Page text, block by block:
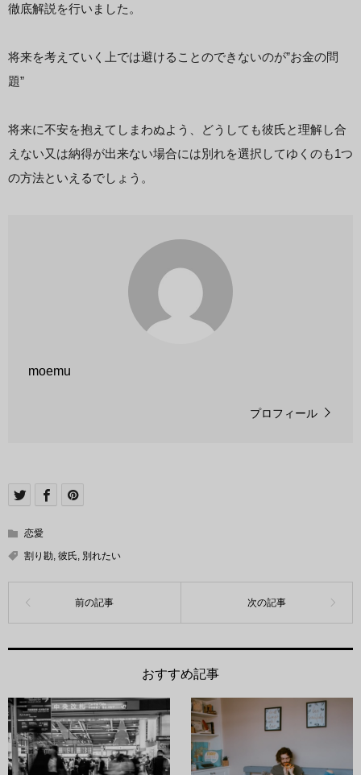
徹底解説を行いました。
将来を考えていく上では避けることのできないのが”お金の問
題”
将来に不安を抱えてしまわぬよう、どうしても彼氏と理解し合
えない又は納得が出来ない場合には別れを選択してゆくのも1つ
の方法といえるでしょう。
moemu
プロフィール
恋愛
割り勘, 彼氏, 別れたい
おすすめ記事